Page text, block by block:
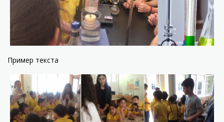
Пример текста